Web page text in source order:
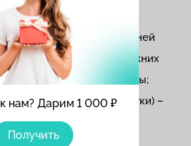
нам? Дарим 1 000 ₽
Получить
стенозе;
развитой верхней
мускулатурой нижних
(сужении) аорты;
грудной клетки) –
перегородки.